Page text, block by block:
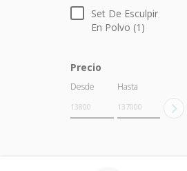
Set De Esculpir
En Polvo (1)
Precio
Desde Hasta